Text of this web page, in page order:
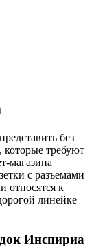
без
которые требуют
магазина
с разъемами
относятся к
линейке
Инспириа